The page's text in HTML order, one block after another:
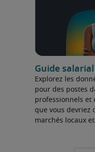
Guide
Explorez les
pour des postes
professionnels et
que vous devriez
marchés locaux